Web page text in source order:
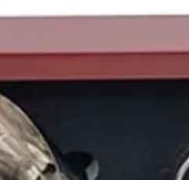
cambiando, el aperturismo del
mas importante de turistas a nuestro
mítica de 1964 hacía que ya una buena
estubiese destinada a la exportación,
Belgica, Inglaterra, México y Argentina